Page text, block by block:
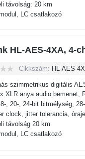
távolság: 20 km
LC csatlakozó
HL-AES-4XA, 4-
Cikkszám: HL-AES-
szimmetrikus digitális
XLR anya audio bemenet,
, 20-, 24-bit bitmélység,
clock, jitter tolerancia,
távolság 20 km
LC csatlakozó